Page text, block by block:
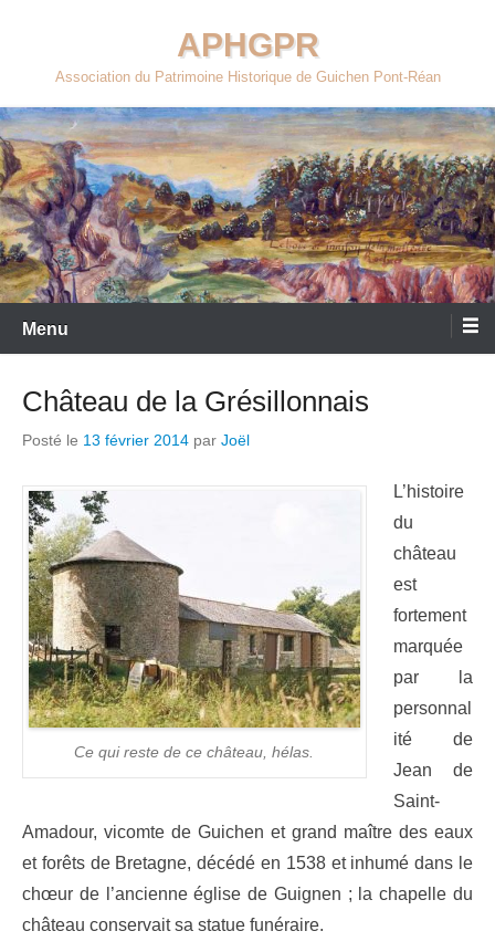
contenu
APHGPR
Association du Patrimoine Historique de Guichen Pont-Réan
Menu
Château de la Grésillonnais
Posté le 13 février 2014 par Joël
Ce qui reste de ce château, hélas.
L’histoire
du
château
est
fortement
marquée
par la
personnal
ité de
Jean de
Saint-
Amadour, vicomte de Guichen et grand maître des eaux
et forêts de Bretagne, décédé en 1538 et inhumé dans le
chœur de l’ancienne église de Guignen ; la chapelle du
château conservait sa statue funéraire.